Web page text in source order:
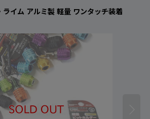
イム アルミ製 軽量 ワンタッチ装着